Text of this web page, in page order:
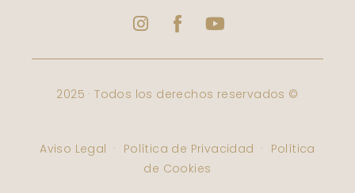
Instagram
Logo
Facebook
Youtube
2025 · Todos los derechos reservados ©
Aviso Legal · Política de Privacidad · Política
de Cookies